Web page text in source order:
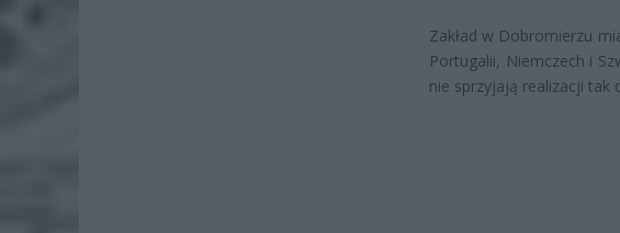
Zakład w Dobromierzu
Portugalii, Niemczech i
nie sprzyjają realizacji tak